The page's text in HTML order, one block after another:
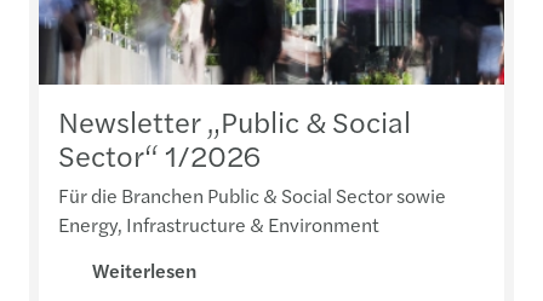
Newsletter „Public & Social
Sector“ 1/2026
Für die Branchen Public & Social Sector sowie
Energy, Infrastructure & Environment
Weiterlesen